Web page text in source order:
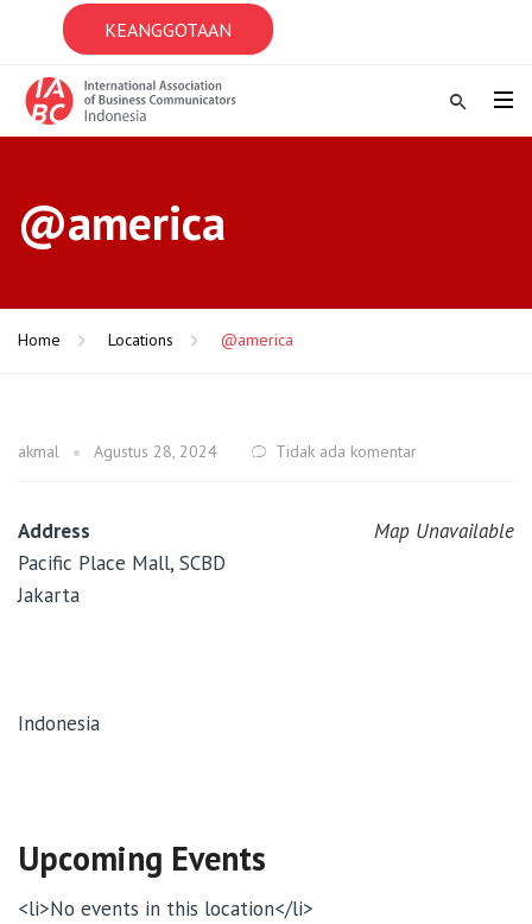
KEANGGOTAAN
@america
Home Locations @america
akmal Agustus 28, 2024 Tidak ada komentar
Map Unavailable
Address
Pacific Place Mall, SCBD
Jakarta
Indonesia
Upcoming Events
<li>No events in this location</li>